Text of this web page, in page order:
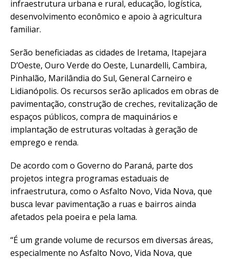
infraestrutura urbana e rural, educação, logística,
desenvolvimento econômico e apoio à agricultura
familiar.
Serão beneficiadas as cidades de Iretama, Itapejara
D’Oeste, Ouro Verde do Oeste, Lunardelli, Cambira,
Pinhalão, Marilândia do Sul, General Carneiro e
Lidianópolis. Os recursos serão aplicados em obras de
pavimentação, construção de creches, revitalização de
espaços públicos, compra de maquinários e
implantação de estruturas voltadas à geração de
emprego e renda.
De acordo com o Governo do Paraná, parte dos
projetos integra programas estaduais de
infraestrutura, como o Asfalto Novo, Vida Nova, que
busca levar pavimentação a ruas e bairros ainda
afetados pela poeira e pela lama.
“É um grande volume de recursos em diversas áreas,
especialmente no Asfalto Novo, Vida Nova, que